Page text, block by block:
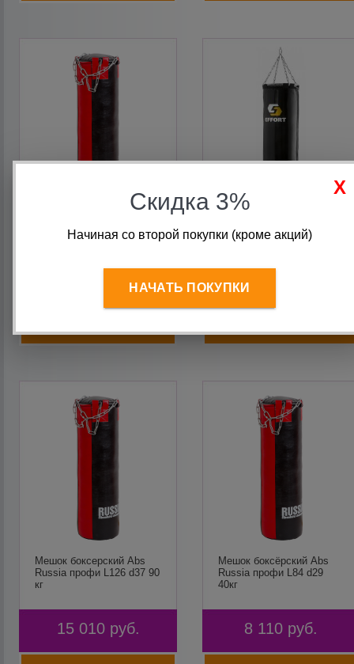
Russia профи L105 d29
руб.
Pro на цепях L 140 см d40
80 кг
9 480
Мешок боксерский Abs
Russia профи L126 d37 90
кг
15 010 руб.
Мешок боксёрский Abs
Russia профи L84 d29
40кг
8 110 руб.
Скидка 3%
Начиная со второй покупки (кроме акций)
НАЧАТЬ ПОКУПКИ